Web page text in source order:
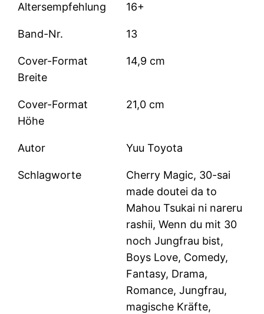
Altersempfehlung 16+
Band-Nr. 13
Cover-Format
Breite
14,9 cm
Cover-Format
Höhe
21,0 cm
Autor Yuu Toyota
Schlagworte
Cherry Magic, 30-sai
made doutei da to
Mahou Tsukai ni nareru
rashii, Wenn du mit 30
noch Jungfrau bist,
Boys Love, Comedy,
Fantasy, Drama,
Romance, Jungfrau,
magische Kräfte,